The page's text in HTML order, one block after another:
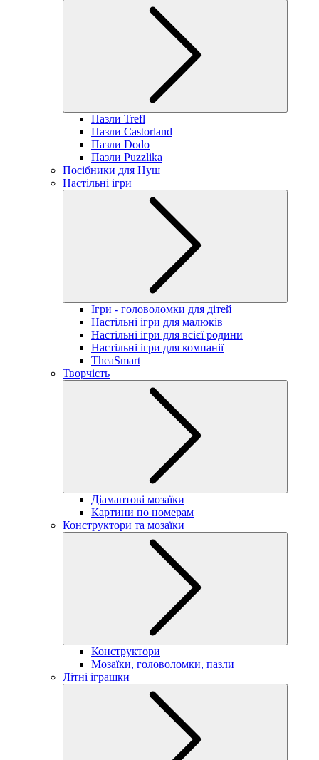
Пазли Trefl
Пазли Castorland
Пазли Dodo
Пазли Puzzlika
Посібники для Нуш
Настільні ігри
Ігри - головоломки для дітей
Настільні ігри для малюків
Настільні ігри для всієї родини
Настільні ігри для компанії
TheaSmart
Творчість
Діамантові мозаїки
Картини по номерам
Конструктори та мозаїки
Конструктори
Мозаїки, головоломки, пазли
Літні іграшки